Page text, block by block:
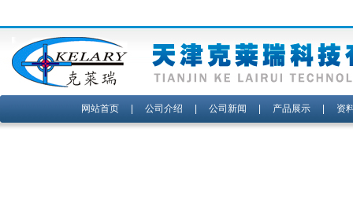
网站首页| 公司介绍 公司新闻 产品展示| 资